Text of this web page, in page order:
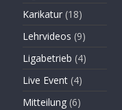
Karikatur (18)
Lehrvideos (9)
Ligabetrieb (4)
Live Event (4)
Mitteilung (6)